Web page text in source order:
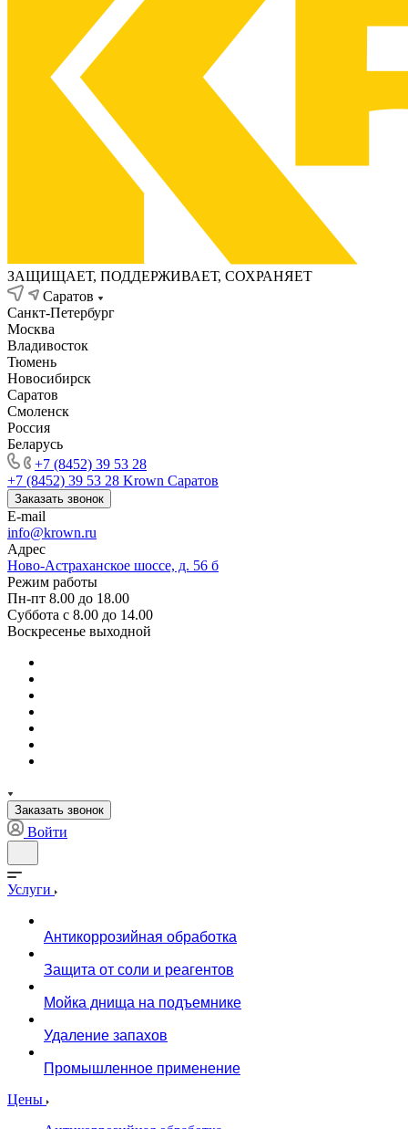
ЗАЩИЩАЕТ, ПОДДЕРЖИВАЕТ, СОХРАНЯЕТ
Саратов
Санкт-Петербург
Москва
Владивосток
Тюмень
Новосибирск
Саратов
Смоленск
Россия
Беларусь
+7 (8452) 39 53 28
+7 (8452) 39 53 28 Krown Саратов
Заказать звонок
E-mail
info@krown.ru
Адрес
Ново-Астраханское шоссе, д. 56 б
Режим работы
Пн-пт 8.00 до 18.00
Суббота с 8.00 до 14.00
Воскресенье выходной
Заказать звонок
Войти
Услуги
Антикоррозийная обработка
Защита от соли и реагентов
Мойка днища на подъемнике
Удаление запахов
Промышленное применение
Цены